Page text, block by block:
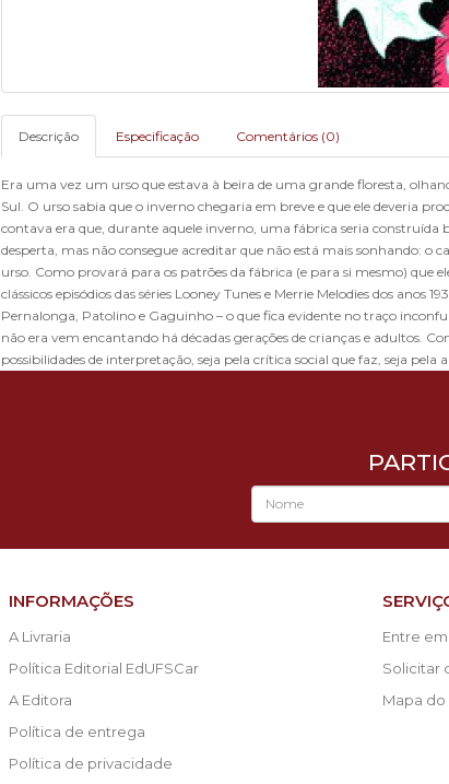
Descrição Especificação Comentários (0)
Era uma vez um urso que estava à beira de uma grande floresta,
Sul. O urso sabia que o inverno chegaria em breve e que ele deveria
contava era que, durante aquele inverno, uma fábrica seria
desperta, mas não consegue acreditar que não está mais sonhando: o
urso. Como provará para os patrões da fábrica (e para si mesmo) que
clássicos episódios das séries Looney Tunes e Merrie Melodies dos
Pernalonga, Patolino e Gaguinho – o que fica evidente no traço
não era vem encantando há décadas gerações de crianças e adultos.
possibilidades de interpretação, seja pela crítica social que faz, seja
INFORMAÇÕES
A Livraria
Política Editorial EdUFSCar
A Editora
Política de entrega
Política de privacidade
Entre
Solicitar
Mapa do